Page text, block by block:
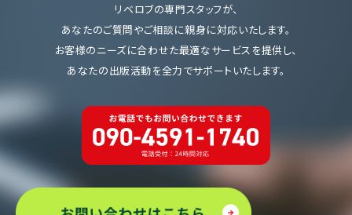
リベロブの専門スタッフが、
あなたのご質問やご相談に親身に対応いたします。
お客様のニーズに合わせた最適なサービスを提供し、
あなたの出版活動を全力でサポートいたします。